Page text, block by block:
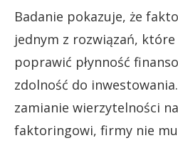
Badanie pokazuje, że
jednym z rozwiązań,
poprawić płynność
zdolność do
zamianie wierzytelności
faktoringowi, firmy nie